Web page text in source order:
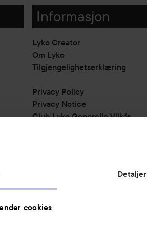
Detaljer
cookies
Informasjon
Lyko Creator
Om Lyko
Tilgjengelighetserklæring
Privacy Policy
Privacy Notice
Club Lyko Generelle Vilkår
Rabattkoder